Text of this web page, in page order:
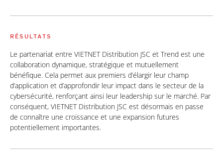
RÉSULTATS
Le partenariat entre VIETNET Distribution JSC et Trend est une
collaboration dynamique, stratégique et mutuellement
bénéfique. Cela permet aux premiers d’élargir leur champ
d’application et d’approfondir leur impact dans le secteur de la
cybersécurité, renforçant ainsi leur leadership sur le marché. Par
conséquent, VIETNET Distribution JSC est désormais en passe
de connaître une croissance et une expansion futures
potentiellement importantes.